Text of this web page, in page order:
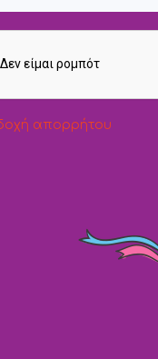
απορρήτου